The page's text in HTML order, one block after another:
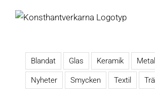
Blandat Glas Keramik Metall
Nyheter Smycken Textil Trä